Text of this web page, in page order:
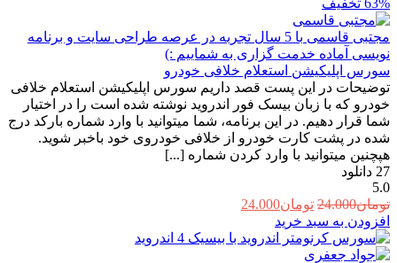
63% تخفیف
مجتبی قاسمی
با 5 سال تجربه در عرصه طراحی سایت و برنامه
نویسی آماده خدمت گزاری به شماییم :)
سورس اپلیکیشن استعلام خلافی خودرو
توضیحات در این پست قصد داریم سورس اپلیکیشن استعلام خلافی
خودرو که با زبان بیسک فور اندروید نوشته شده است را در اختیار
شما قرار دهیم. در این برنامه، شما میتوانید با وارد شماره بارکد درج
شده در پشت کارت خودرو از خلافی خودروی خود باخبر شوید.
هپچنین میتوانید با وارد کردن شماره [...]
27 دانلود
5.0
تومان24.000 قیمت
اصلی:
تومان24.000
بود.
تومان24.000
تومان24.000.
افزودن به سبد خرید